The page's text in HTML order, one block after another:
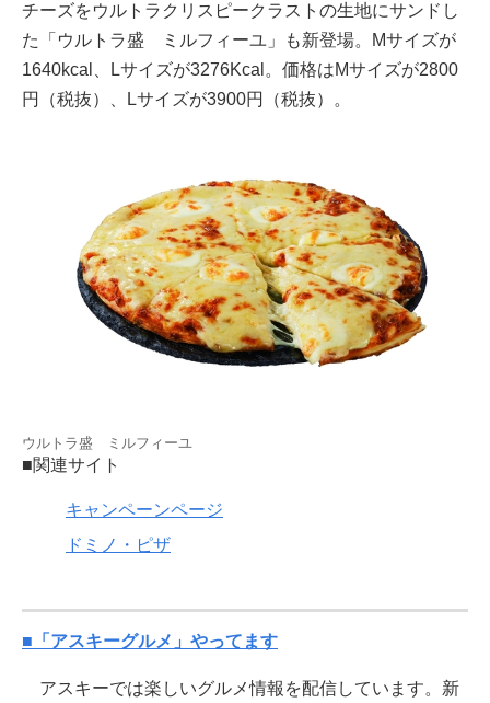
チーズをウルトラクリスピークラストの生地にサンドし
た「ウルトラ盛 ミルフィーユ」も新登場。Mサイズが
1640kcal、Lサイズが3276Kcal。価格はMサイズが2800
円（税抜）、Lサイズが3900円（税抜）。
ウルトラ盛 ミルフィーユ
■関連サイト
キャンペーンページ
ドミノ・ピザ
■「アスキーグルメ」やってます
アスキーでは楽しいグルメ情報を配信しています。新